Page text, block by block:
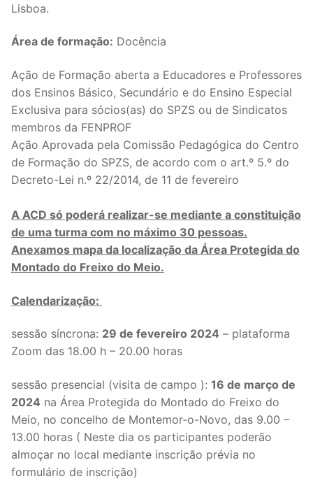
Lisboa.
Área de formação: Docência
Ação de Formação aberta a Educadores e Professores
dos Ensinos Básico, Secundário e do Ensino Especial
Exclusiva para sócios(as) do SPZS ou de Sindicatos
membros da FENPROF
Ação Aprovada pela Comissão Pedagógica do Centro
de Formação do SPZS, de acordo com o art.º 5.º do
Decreto-Lei n.º 22/2014, de 11 de fevereiro
A ACD só poderá realizar-se mediante a constituição
de uma turma com no máximo 30 pessoas.
Anexamos mapa da localização da Área Protegida do
Montado do Freixo do Meio.
Calendarização:
sessão síncrona: 29 de fevereiro 2024 – plataforma
Zoom das 18.00 h – 20.00 horas
sessão presencial (visita de campo ): 16 de março de
2024 na Área Protegida do Montado do Freixo do
Meio, no concelho de Montemor-o-Novo, das 9.00 –
13.00 horas ( Neste dia os participantes poderão
almoçar no local mediante inscrição prévia no
formulário de inscrição)